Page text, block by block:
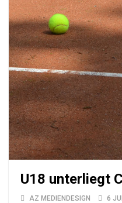
U18 unterliegt
AZ MEDIENDESIGN 6